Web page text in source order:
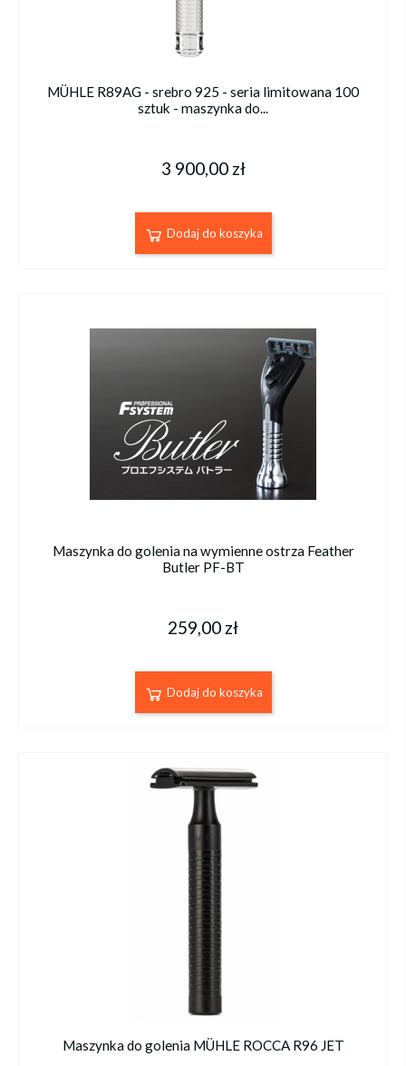
MÜHLE R89AG - srebro 925 - seria limitowana 100
sztuk - maszynka do...
3 900,00 zł
Dodaj do koszyka
Maszynka do golenia na wymienne ostrza Feather
Butler PF-BT
259,00 zł
Dodaj do koszyka
Maszynka do golenia MÜHLE ROCCA R96 JET